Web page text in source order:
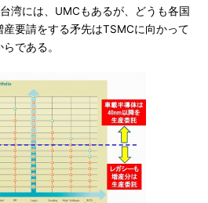
湾には、UMCもあるが、どうも各国
要請をする矛先はTSMCに向かって
である。